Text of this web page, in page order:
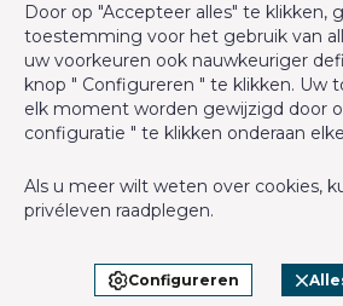
Renovatie - jaar
Aantal parking binnen
Basisuitrusting
Keuken
Type verwarming (type (ind/coll))
Door op "Accepteer alles" te klikken,
toestemming voor het gebruik van
uw voorkeuren ook nauwkeuriger
knop " Configureren " te klikken. Uw
elk moment worden gewijzigd door
configuratie " te klikken onderaan
Als u meer wilt weten over cookies,
privéleven raadplegen.
Configureren
BIV-erkende vastgoedmakelaar in
Ondernemingsnummer : BTW
Toezichthoudende Autoriteit :
Vastgoedmakelaars Luxemburgstraat,
BA en borgstelling via NV AXA